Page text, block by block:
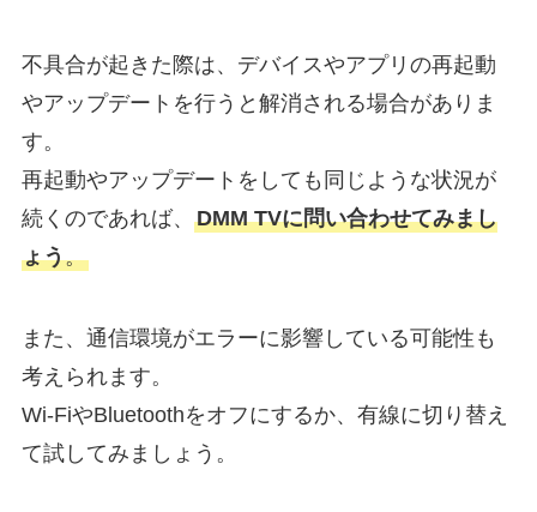
不具合が起きた際は、デバイスやアプリの再起動
やアップデートを行うと解消される場合がありま
す。
再起動やアップデートをしても同じような状況が
続くのであれば、 DMM TVに問い合わせてみまし
ょう。
また、通信環境がエラーに影響している可能性も
考えられます。
Wi-FiやBluetoothをオフにするか、有線に切り替え
て試してみましょう。